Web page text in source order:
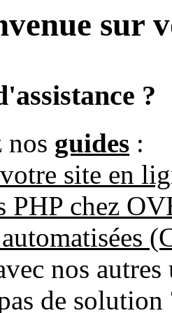
sur
?
nos guides :
site en
PHP chez
nos
de